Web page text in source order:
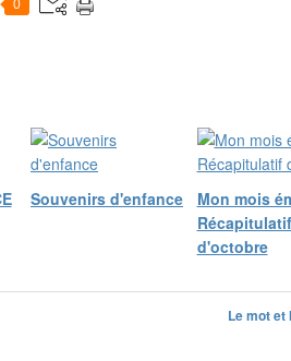
0
Souvenirs d'enfance
Mon mois
Récapitulatif
d'octobre
Le mot et